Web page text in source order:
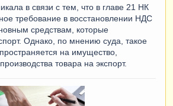
в связи с тем, что в главе 21 НК
требование в восстановлении НДС
средствам, которые
Однако, по мнению суда, такое
на имущество,
товара на экспорт.